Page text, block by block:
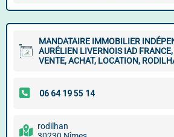
MANDATAIRE IMMOBILIER
AURÉLIEN LIVERNOIS IAD
VENTE, ACHAT, LOCATION,
rodilhan